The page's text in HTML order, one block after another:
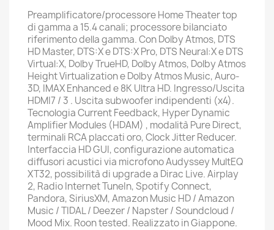
Preamplificatore/processore Home Theater top
di gamma a 15.4 canali; processore bilanciato
riferimento della gamma. Con Dolby Atmos, DTS
HD Master, DTS:X e DTS:X Pro, DTS Neural:X e DTS
Virtual:X, Dolby TrueHD, Dolby Atmos, Dolby Atmos
Height Virtualization e Dolby Atmos Music, Auro-
3D, IMAX Enhanced e 8K Ultra HD. Ingresso/Uscita
HDMI7 / 3 . Uscita subwoofer indipendenti (x4).
Tecnologia Current Feedback, Hyper Dynamic
Amplifier Modules (HDAM) , modalità Pure Direct,
terminali RCA placcati oro, Clock Jitter Reducer.
Interfaccia HD GUI, configurazione automatica
diffusori acustici via microfono Audyssey MultEQ
XT32, possibilità di upgrade a Dirac Live. Airplay
2, Radio Internet TuneIn, Spotify Connect,
Pandora, SiriusXM, Amazon Music HD / Amazon
Music / TIDAL / Deezer / Napster / Soundcloud /
Mood Mix. Roon tested. Realizzato in Giappone.